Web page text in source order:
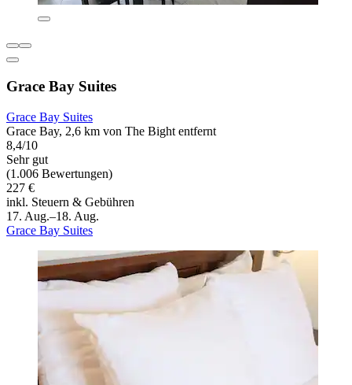
Grace Bay Suites
Grace Bay Suites
Grace Bay, 2,6 km von The Bight entfernt
8,4/10
Sehr gut
(1.006 Bewertungen)
227 €
inkl. Steuern & Gebühren
17. Aug.–18. Aug.
Grace Bay Suites